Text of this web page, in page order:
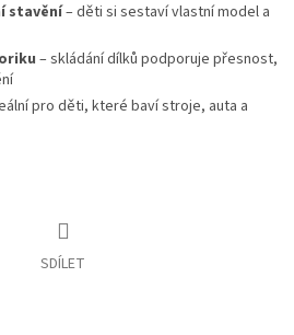
stavění– děti si sestaví vlastní model a
– skládání dílků podporuje přesnost,
pro děti, které baví stroje, auta a
SDÍLET